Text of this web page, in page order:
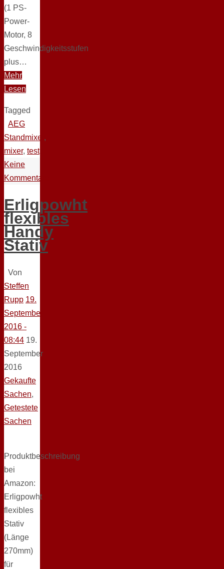
(1 PS-
Power-
Motor, 8
Geschwindigkeitsstufen
plus…
Mehr
Lesen
Tagged
AEG
Standmixer ,
mixer, test
Keine
Kommentare
Erligpowht
flexibles
Handy
Stativ
Von
Steffen
Rupp 19.
September
2016 -
08:44 19.
September
2016
Gekaufte
Sachen,
Getestete
Sachen
Produktbeschreibung
bei
Amazon:
Erligpowht
flexibles
Stativ
(Länge
270mm)
für